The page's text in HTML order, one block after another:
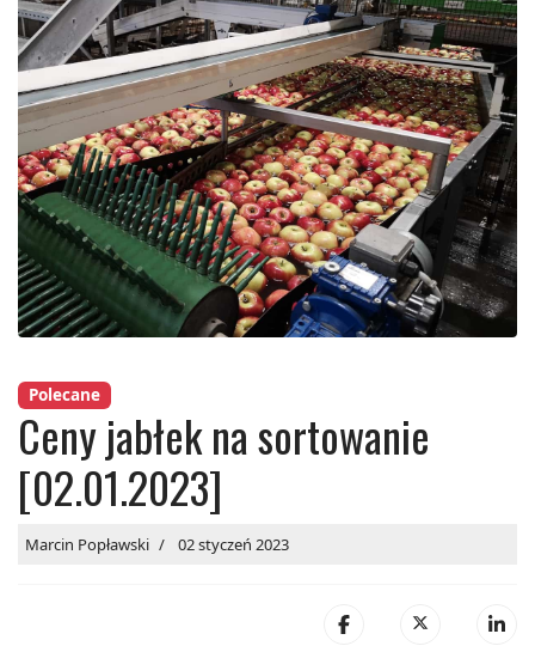
Polecane
Ceny jabłek na sortowanie
[02.01.2023]
Marcin Popławski 02 styczeń 2023